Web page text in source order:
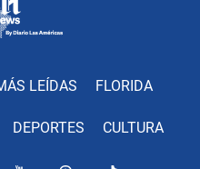
LEÍDAS FLORIDA
DEPORTES CULTURA